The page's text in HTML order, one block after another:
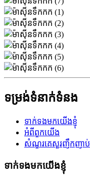
ទម្រង់ទំនាក់ទំនង
ទាក់ទងមកយើងខ្ញុំ
អំពីពួកយើង
សំណួរគេសួរញឹកញាប់
ទាក់ទងមកយើងខ្ញុំ